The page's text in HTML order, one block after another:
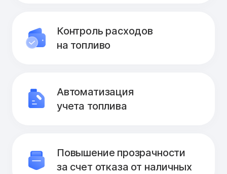
Контроль расходов
на топливо
Автоматизация
учета топлива
Повышение прозрачности
за счет отказа от наличных